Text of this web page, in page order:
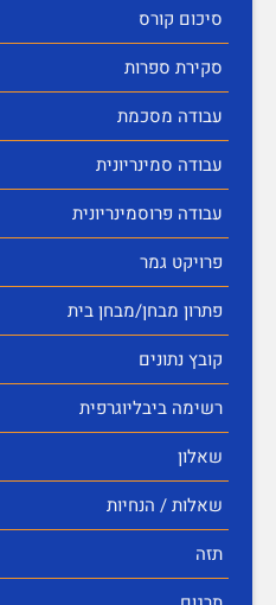
סיכום קורס
סקירת ספרות
עבודה מסכמת
עבודה סמינריונית
עבודה פרוסמינריונית
פרויקט גמר
פתרון מבחן/מבחן בית
קובץ נתונים
רשימה ביבליוגרפית
שאלון
שאלות / הנחיות
תזה